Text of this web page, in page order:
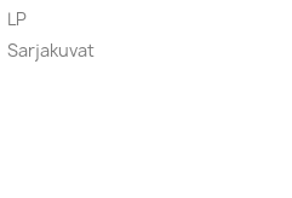
LP
Sarjakuvat